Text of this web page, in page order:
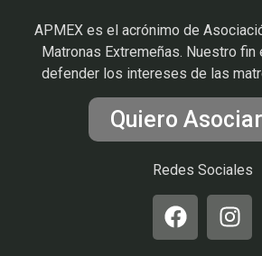
APMEX es el acrónimo de
Matronas Extremeñas. Nuestro
defender los intereses de las
Quiero
Redes Sociales